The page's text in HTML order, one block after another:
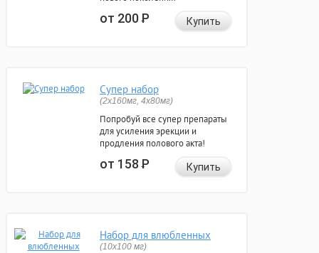
от 200Р Купить
Супер набор
(2х160мг, 4х80мг)
Попробуй все супер препараты
для усиления эрекции и
продления полового акта!
от 158Р Купить
Набор для влюбленных
(10х100 мг)